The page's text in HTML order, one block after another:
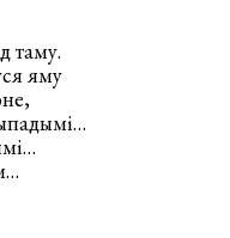
таму.
яму